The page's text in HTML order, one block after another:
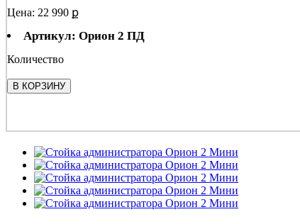
Цена: 22 990 ք
Артикул: Орион 2 ПД
Количество
В КОРЗИНУ